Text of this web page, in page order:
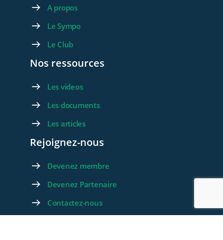
A propos
Le Sympo
Le Club
Nos ressources
Les videos
Les documents
Les articles
Rejoignez-nous
Devenez membre
Devenez Partenaire
Contactez-nous